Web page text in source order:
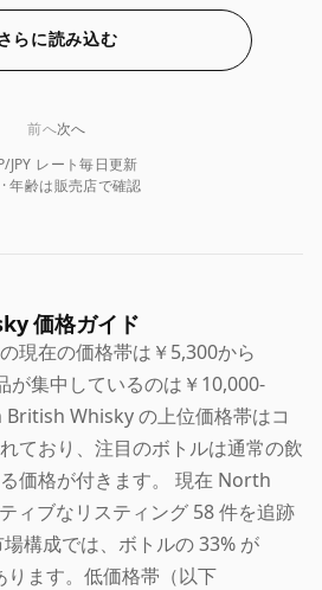
らに読み込む
JPY レート毎日更新
年齢は販売店で確認
前へ次へ
価格ガイド
現在の価格帯は￥5,300から
が集中しているのは￥10,000-
Whisky の上位価格帯はコ
ており、注目のボトルは通常の飲
価格が付きます。 現在 North
ィブなリスティング 58 件を追跡
構成では、ボトルの 33% が
ります。低価格帯（以下